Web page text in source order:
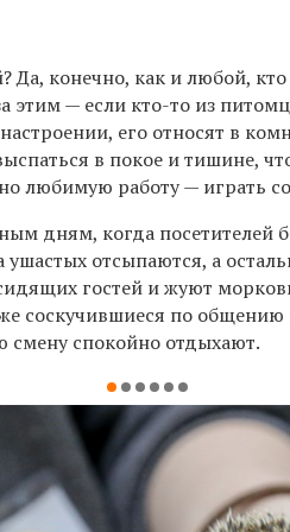
Да, конечно, как и любой,
этим — если кто-то из
его относят в
в покое и тишине,
любимую работу — играть
дням, когда посетителей
отсыпаются, а
гостей и жуют
соскучившиеся по общению
смену спокойно отдыхают.